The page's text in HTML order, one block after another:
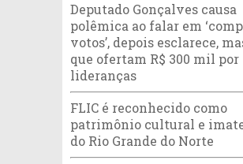
Deputado Gonçalves causa
polêmica ao falar em
votos’, depois esclarece,
que ofertam R$ 300 mil por
lideranças
FLIC é reconhecido como
patrimônio cultural e
do Rio Grande do Norte